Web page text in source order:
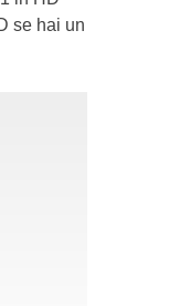
se hai un